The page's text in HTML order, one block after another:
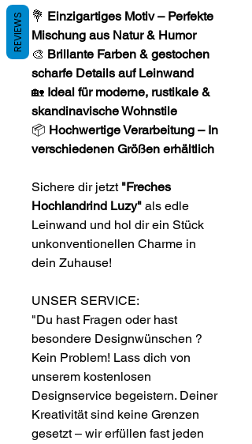
💐 Einzigartiges Motiv – Perfekte
Mischung aus Natur & Humor
🎨 Brillante Farben & gestochen
scharfe Details auf Leinwand
🏡 Ideal für moderne, rustikale &
skandinavische Wohnstile
📦 Hochwertige Verarbeitung – In
verschiedenen Größen erhältlich
Sichere dir jetzt "Freches
Hochlandrind Luzy" als edle
Leinwand und hol dir ein Stück
unkonventionellen Charme in
dein Zuhause!
UNSER SERVICE:
"Du hast Fragen oder hast
besondere Designwünschen ?
Kein Problem! Lass dich von
unserem kostenlosen
Designservice begeistern. Deiner
Kreativität sind keine Grenzen
gesetzt – wir erfüllen fast jeden
REVIEWS